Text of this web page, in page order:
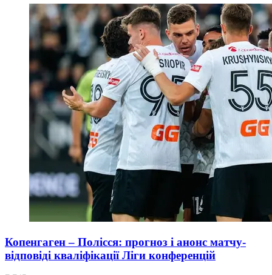
Копенгаген – Полісся: прогноз і анонс матчу-
відповіді кваліфікації Ліги конференцій